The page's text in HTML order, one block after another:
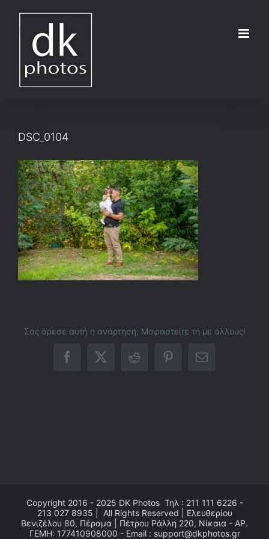
DSC_0104
Σας άρεσε αυτή η ανάρτηση; Μοιραστείτε τη με άλλους!
Facebook
X RedditPinterestEmail
Copyright 2016 - 2025 DK PhotosΤηλ : 211 111 6226 -
213 027 8935 | All Rights Reserved | Ελευθερίου
Βενιζέλου 80, Πέραμα | Πέτρου Ράλλη 220, Νίκαια - ΑΡ.
ΓΕΜΗ: 177410908000 - Email : support@dkphotos.gr